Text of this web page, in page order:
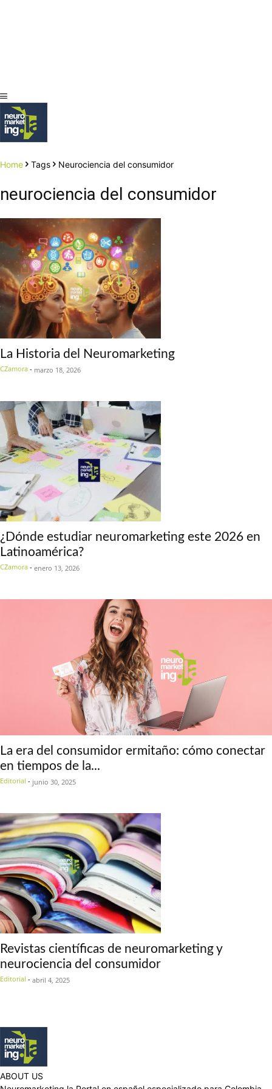
Home Tags Neurociencia del consumidor
neurociencia del consumidor
La Historia del Neuromarketing
CZamora - marzo 18, 2026
¿Dónde estudiar neuromarketing este 2026 en
Latinoamérica?
CZamora - enero 13, 2026
La era del consumidor ermitaño: cómo conectar
en tiempos de la...
Editorial - junio 30, 2025
Revistas científicas de neuromarketing y
neurociencia del consumidor
Editorial - abril 4, 2025
ABOUT US